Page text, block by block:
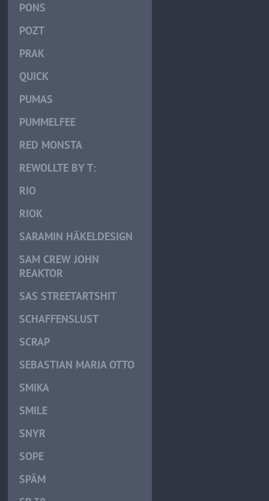
PONS
POZT
PRAK
QUICK
PUMAS
PUMMELFEE
RED MONSTA
REWOLLTE BY T:
RIO
RIOK
SARAMIN HÄKELDESIGN
SAM CREW JOHN
REAKTOR
SAS STREETARTSHIT
SCHAFFENSLUST
SCRAP
SEBASTIAN MARIA OTTO
SMIKA
SMILE
SNYR
SOPE
SPÄM